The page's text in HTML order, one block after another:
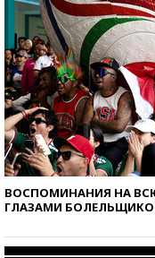
ВОСПОМИНАНИЯ НА
ГЛАЗАМИ